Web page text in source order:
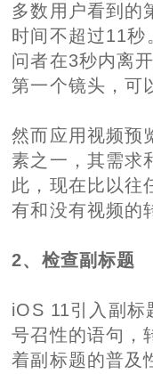
多数用户看到的
时间不超过11
问者在3秒内离
第一个镜头，可
然而应用视频预
素之一，其需求
此，现在比以往
有和没有视频的
2、检查副标题
iOS 11引入副标
号召性的语句，
着副标题的普及